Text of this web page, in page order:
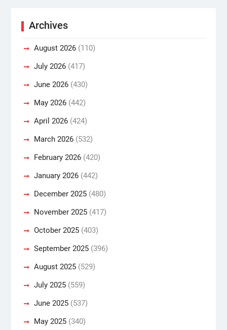
Archives
August 2026(110)
July 2026(417)
June 2026(430)
May 2026(442)
April 2026(424)
March 2026(532)
February 2026(420)
January 2026(442)
December 2025(480)
November 2025(417)
October 2025(403)
September 2025(396)
August 2025(529)
July 2025(559)
June 2025(537)
May 2025(340)